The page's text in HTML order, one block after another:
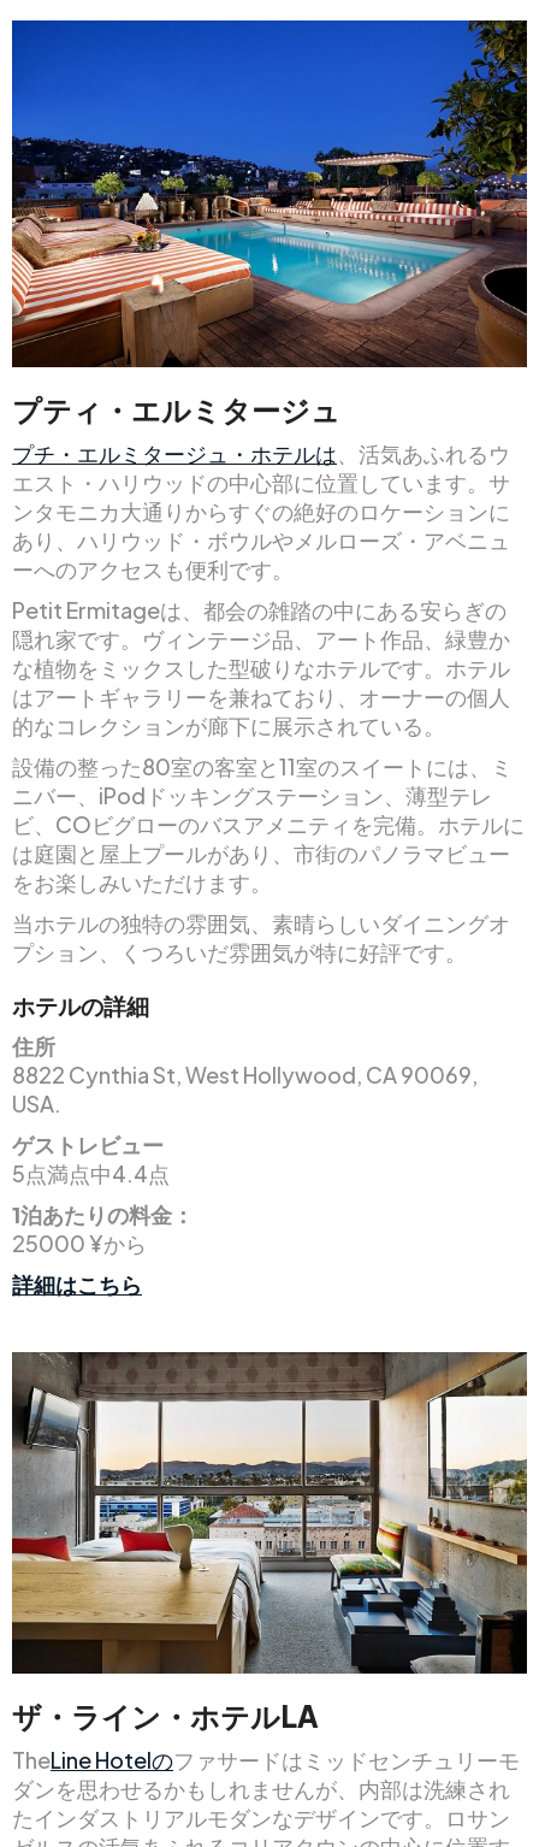
プティ・エルミタージュ
プチ・エルミタージュ・ホテルは、活気あふれるウ
エスト・ハリウッドの中心部に位置しています。サ
ンタモニカ大通りからすぐの絶好のロケーションに
あり、ハリウッド・ボウルやメルローズ・アベニュ
ーへのアクセスも便利です。
Petit Ermitageは、都会の雑踏の中にある安らぎの
隠れ家です。ヴィンテージ品、アート作品、緑豊か
な植物をミックスした型破りなホテルです。ホテル
はアートギャラリーを兼ねており、オーナーの個人
的なコレクションが廊下に展示されている。
設備の整った80室の客室と11室のスイートには、ミ
ニバー、iPodドッキングステーション、薄型テレ
ビ、COビグローのバスアメニティを完備。ホテルに
は庭園と屋上プールがあり、市街のパノラマビュー
をお楽しみいただけます。
当ホテルの独特の雰囲気、素晴らしいダイニングオ
プション、くつろいだ雰囲気が特に好評です。
ホテルの詳細
住所
8822 Cynthia St, West Hollywood, CA 90069,
USA.
ゲストレビュー
5点満点中4.4点
1泊あたりの料金：
25000 ¥から
詳細はこちら
ザ・ライン・ホテルLA
TheLine Hotelのファサードはミッドセンチュリーモ
ダンを思わせるかもしれませんが、内部は洗練され
たインダストリアルモダンなデザインです。ロサン